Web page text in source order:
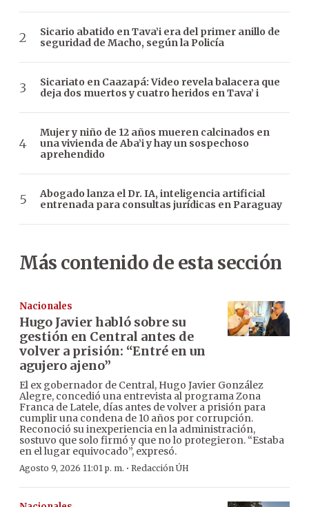
Sicario abatido en Tava’i era del primer anillo de
seguridad de Macho, según la Policía
Sicariato en Caazapá: Video revela balacera que
deja dos muertos y cuatro heridos en Tava’ i
Mujer y niño de 12 años mueren calcinados en
una vivienda de Aba’i y hay un sospechoso
aprehendido
Abogado lanza el Dr. IA, inteligencia artificial
entrenada para consultas jurídicas en Paraguay
Más contenido de esta sección
Nacionales
Hugo Javier habló sobre su
gestión en Central antes de
volver a prisión: “Entré en un
agujero ajeno”
El ex gobernador de Central, Hugo Javier González
Alegre, concedió una entrevista al programa Zona
Franca de Latele, días antes de volver a prisión para
cumplir una condena de 10 años por corrupción.
Reconoció su inexperiencia en la administración,
sostuvo que solo firmó y que no lo protegieron. “Estaba
en el lugar equivocado”, expresó.
Agosto 9, 2026 11:01 p. m. · Redacción ÚH